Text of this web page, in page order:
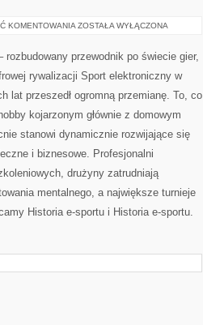
KOMENTOWANIA ZAWODNICY
ZOSTAŁA WYŁĄCZONA
rozbudowany przewodnik po świecie gier,
rywalizacji Sport elektroniczny w
lat przeszedł ogromną przemianę. To, co
kojarzonym głównie z domowym
stanowi dynamicznie rozwijające się
i biznesowe. Profesjonalni
drużyny zatrudniają
mentalnego, a największe turnieje
Historia e-sportu i Historia e-sportu.